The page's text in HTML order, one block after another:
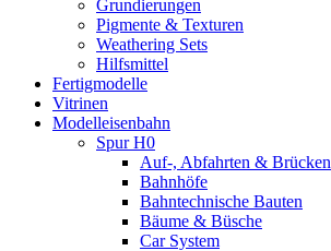
Grundierungen
Pigmente & Texturen
Weathering Sets
Hilfsmittel
Fertigmodelle
Vitrinen
Modelleisenbahn
Spur H0
Auf-, Abfahrten & Brücken
Bahnhöfe
Bahntechnische Bauten
Bäume & Büsche
Car System